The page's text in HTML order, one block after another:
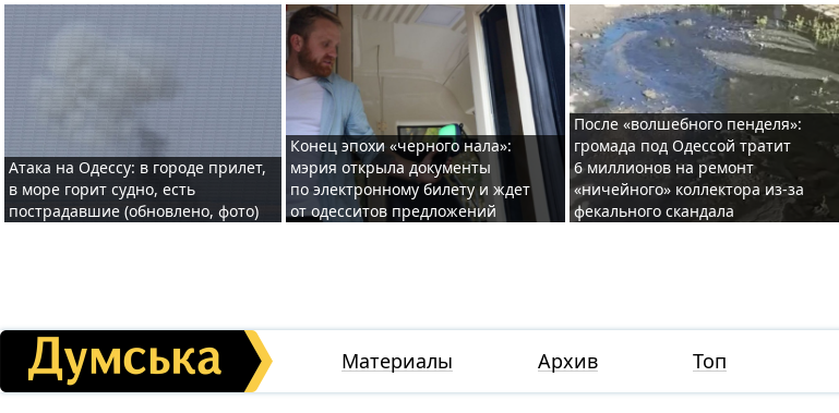
Атака на Одессу: в городе прилет,
в море горит судно, есть
пострадавшие (обновлено, фото)
Конец эпохи «черного нала»:
мэрия открыла документы
по электронному билету и ждет
от одесситов предложений
После «волшебного пенделя»:
громада под Одессой тратит
6 миллионов на ремонт
«ничейного» коллектора из-за
фекального скандала
Материалы Архив Топ